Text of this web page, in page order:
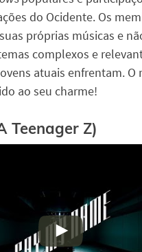
do Ocidente. Os
próprias músicas e
complexos e
atuais enfrentam. O
ao seu charme!
Teenager Z)